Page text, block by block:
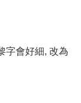
字會好細, 改為